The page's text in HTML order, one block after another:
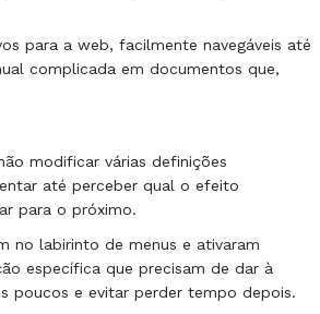
para a web, facilmente navegáveis ​​até
complicada em documentos que,
modificar várias definições
até perceber qual o efeito
para o próximo.
no labirinto de menus e ativaram
específica que precisam de dar à
poucos e evitar perder tempo depois.